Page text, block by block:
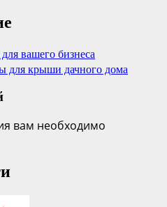
вашего бизнеса
для крыши дачного дома
вам необходимо